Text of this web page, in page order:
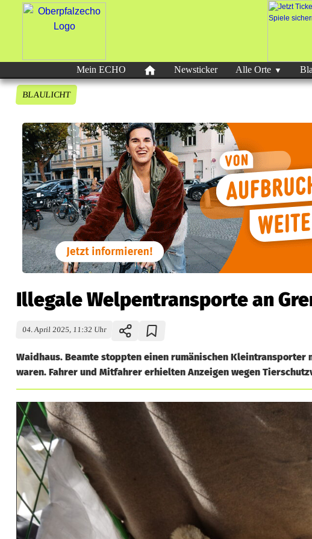
Mein ECHO Newsticker Alle Orte
BLAULICHT
Illegale Welpentransporte an
04. April 2025, 11:32 Uhr
Waidhaus. Beamte stoppten einen rumänischen
waren. Fahrer und Mitfahrer erhielten Anzeigen wegen
I
l
l
g
a